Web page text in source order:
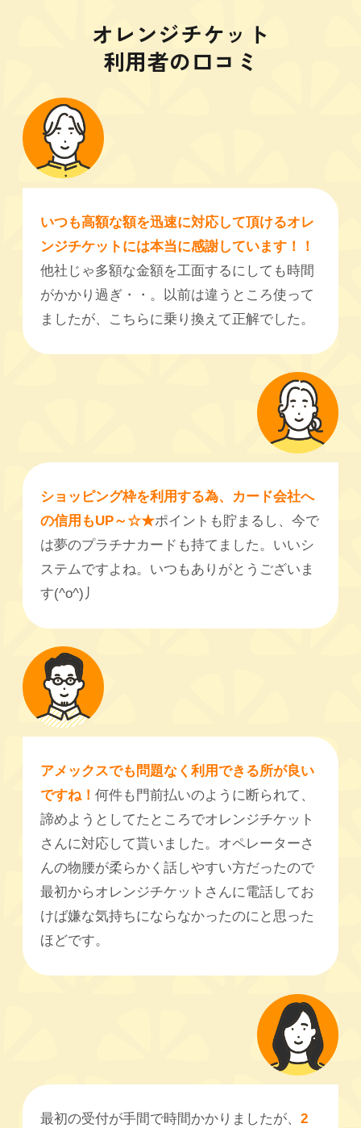
オレンジチケット
利用者の口コミ
いつも高額な額を迅速に対応して頂けるオレ
ンジチケットには本当に感謝しています！！
他社じゃ多額な金額を工面するにしても時間
がかかり過ぎ・・。以前は違うところ使って
ましたが、こちらに乗り換えて正解でした。
ショッピング枠を利用する為、カード会社へ
の信用もUP～☆★ポイントも貯まるし、今で
は夢のプラチナカードも持てました。いいシ
ステムですよね。いつもありがとうございま
す(^o^)丿
アメックスでも問題なく利用できる所が良い
ですね！何件も門前払いのように断られて、
諦めようとしてたところでオレンジチケット
さんに対応して貰いました。オペレーターさ
んの物腰が柔らかく話しやすい方だったので
最初からオレンジチケットさんに電話してお
けば嫌な気持ちにならなかったのにと思った
ほどです。
最初の受付が手間で時間かかりましたが、2